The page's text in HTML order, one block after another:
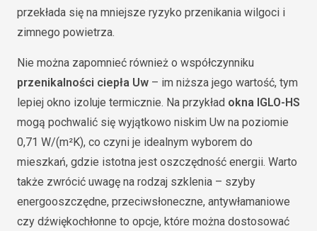
przekłada się na mniejsze ryzyko przenikania wilgoci i
zimnego powietrza.
Nie można zapomnieć również o współczynniku
przenikalności ciepła Uw – im niższa jego wartość, tym
lepiej okno izoluje termicznie. Na przykład okna IGLO-HS
mogą pochwalić się wyjątkowo niskim Uw na poziomie
0,71 W/(m²K), co czyni je idealnym wyborem do
mieszkań, gdzie istotna jest oszczędność energii. Warto
także zwrócić uwagę na rodzaj szklenia – szyby
energooszczędne, przeciwsłoneczne, antywłamaniowe
czy dźwiękochłonne to opcje, które można dostosować